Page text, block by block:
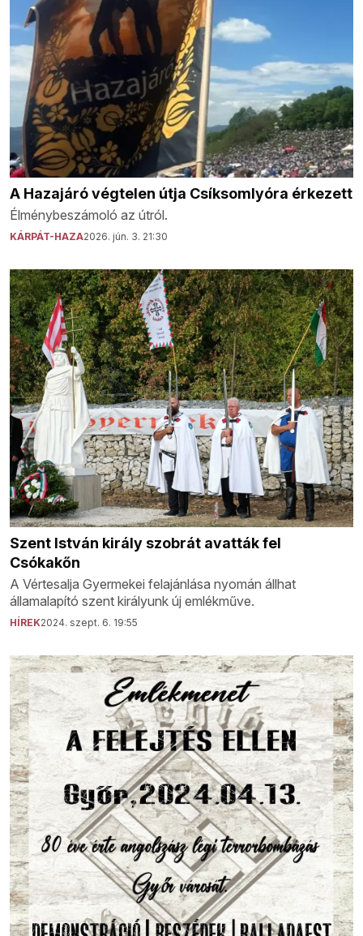
A Hazajáró végtelen útja Csíksomlyóra érkezett
Élménybeszámoló az útról.
KÁRPÁT-HAZA2026. jún. 3. 21:30
Szent István király szobrát avatták fel
Csókakőn
A Vértesalja Gyermekei felajánlása nyomán állhat
államalapító szent királyunk új emlékműve.
HÍREK2024. szept. 6. 19:55